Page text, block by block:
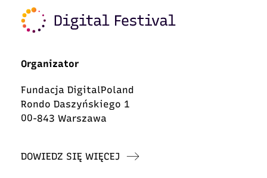
Organizator
Fundacja DigitalPoland
Rondo Daszyńskiego 1
00-843 Warszawa
DOWIEDZ SIĘ WIĘCEJ